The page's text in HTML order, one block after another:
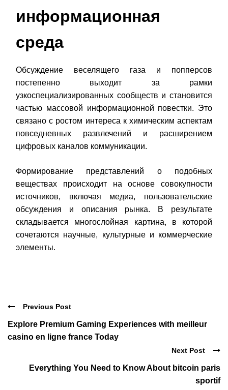
информационная
среда
Обсуждение веселящего газа и попперсов
постепенно выходит за рамки
узкоспециализированных сообществ и становится
частью массовой информационной повестки. Это
связано с ростом интереса к химическим аспектам
повседневных развлечений и расширением
цифровых каналов коммуникации.
Формирование представлений о подобных
веществах происходит на основе совокупности
источников, включая медиа, пользовательские
обсуждения и описания рынка. В результате
складывается многослойная картина, в которой
сочетаются научные, культурные и коммерческие
элементы.
Previous Post
Explore Premium Gaming Experiences with meilleur
casino en ligne france Today
Next Post
Everything You Need to Know About bitcoin paris
sportif